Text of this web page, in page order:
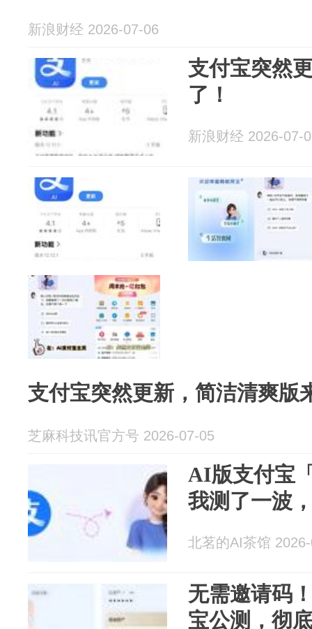
新浪财经 2026-07-06
支付宝突然
了！
新浪财经 2026-07-
支付宝突然更新，简洁清爽版
芝麻科技讯官方号 2026-07-05
AI版支付宝
我测了一波
北茗的AI茶馆
无需邀请码
宝公测，彻